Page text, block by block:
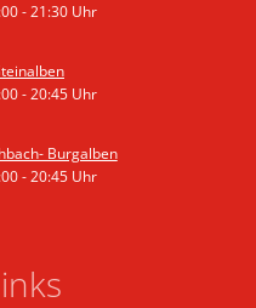
-21:30 Uhr
-20:45 Uhr
Burgalben
-20:45 Uhr